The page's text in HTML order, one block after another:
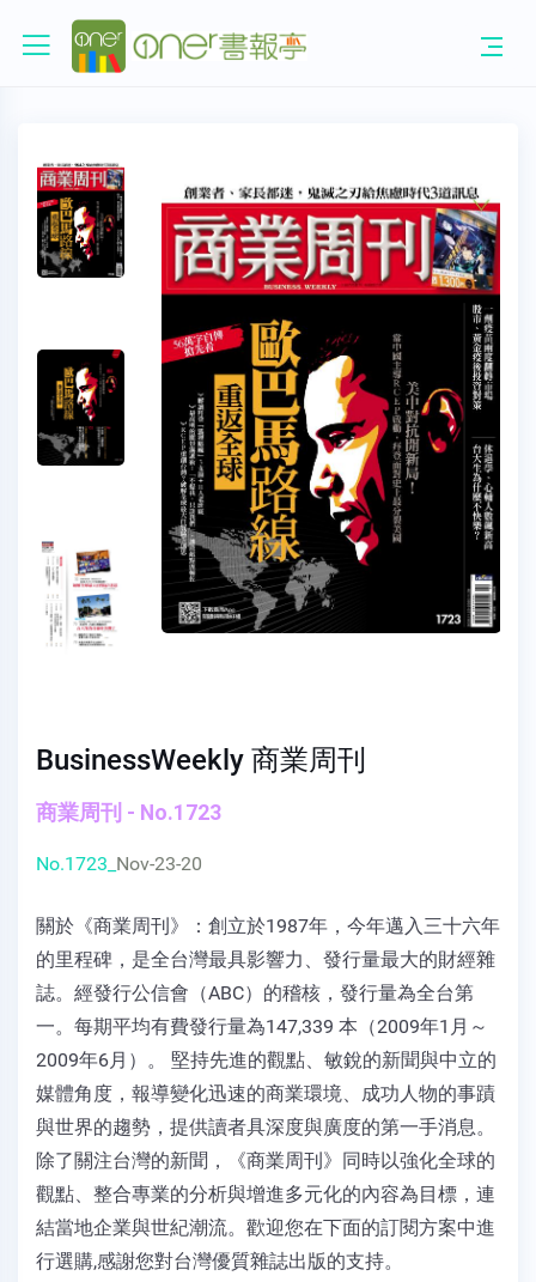
BusinessWeekly 商業周刊
商業周刊 - No.1723
No.1723_ Nov-23-20
關於《商業周刊》：創立於1987年，今年邁入三十六年
的里程碑，是全台灣最具影響力、發行量最大的財經雜
誌。經發行公信會（ABC）的稽核，發行量為全台第
一。每期平均有費發行量為147,339 本（2009年1月～
2009年6月）。 堅持先進的觀點、敏銳的新聞與中立的
媒體角度，報導變化迅速的商業環境、成功人物的事蹟
與世界的趨勢，提供讀者具深度與廣度的第一手消息。
除了關注台灣的新聞，《商業周刊》同時以強化全球的
觀點、整合專業的分析與增進多元化的內容為目標，連
結當地企業與世紀潮流。歡迎您在下面的訂閱方案中進
行選購,感謝您對台灣優質雜誌出版的支持。